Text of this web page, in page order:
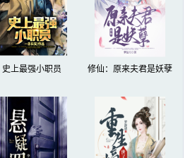
史上最强小职员 修仙：原来夫君是妖孽